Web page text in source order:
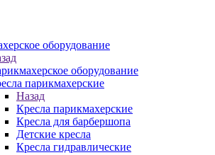
оборудование
оборудование
парикмахерские
Назад
Кресла парикмахерские
Кресла для барбершопа
Детские кресла
Кресла гидравлические